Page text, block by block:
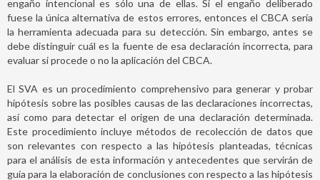
engaño intencional es sólo una de ellas. Si el engaño deliberado
fuese la única alternativa de estos errores, entonces el CBCA sería
la herramienta adecuada para su detección. Sin embargo, antes se
debe distinguir cuál es la fuente de esa declaración incorrecta, para
evaluar si procede o no la aplicación del CBCA.
El SVA es un procedimiento comprehensivo para generar y probar
hipótesis sobre las posibles causas de las declaraciones incorrectas,
así como para detectar el origen de una declaración determinada.
Este procedimiento incluye métodos de recolección de datos que
son relevantes con respecto a las hipótesis planteadas, técnicas
para el análisis de esta información y antecedentes que servirán de
guía para la elaboración de conclusiones con respecto a las hipótesis